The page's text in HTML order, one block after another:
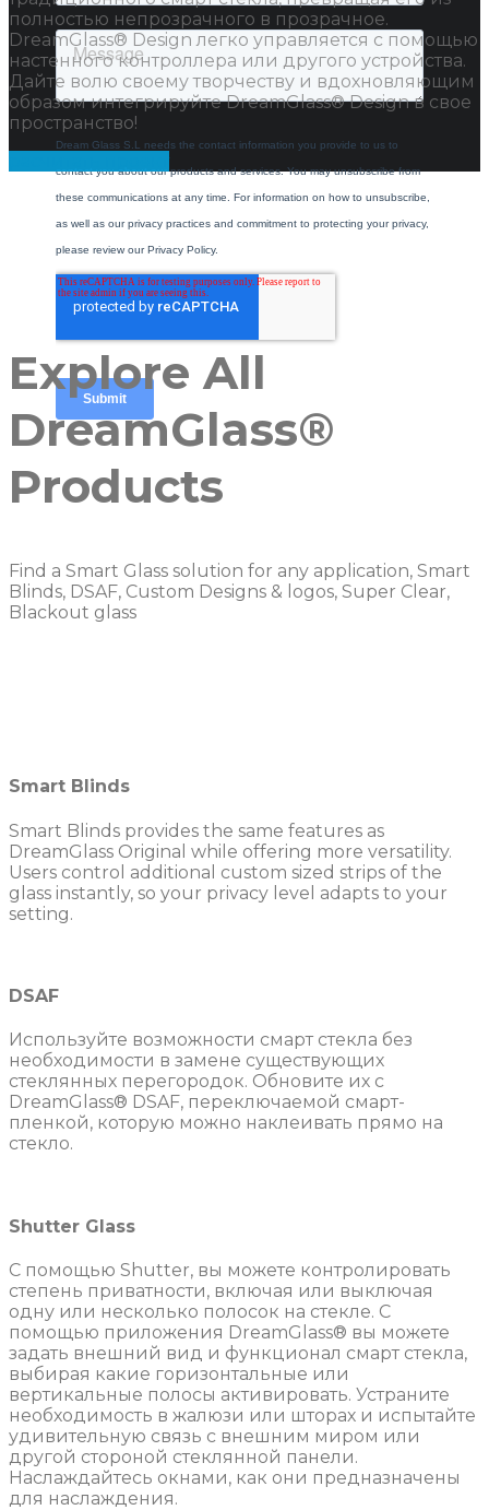
полностью непрозрачного в прозрачное.
DreamGlass® Design легко управляется с помощью
настенного контроллера или другого устройства.
Дайте волю своему творчеству и вдохновляющим
образом интегрируйте DreamGlass® Design в свое
пространство!
Explore All
DreamGlass®
Products
Find a Smart Glass solution for any application, Smart
Blinds, DSAF, Custom Designs & logos, Super Clear,
Blackout glass
Smart Blinds
Smart Blinds provides the same features as
DreamGlass Original while offering more versatility.
Users control additional custom sized strips of the
glass instantly, so your privacy level adapts to your
setting.
DSAF
Используйте возможности смарт стекла без
необходимости в замене существующих
стеклянных перегородок. Обновите их с
DreamGlass® DSAF, переключаемой смарт-
пленкой, которую можно наклеивать прямо на
стекло.
Shutter Glass
С помощью Shutter, вы можете контролировать
степень приватности, включая или выключая
одну или несколько полосок на стекле. С
помощью приложения DreamGlass® вы можете
задать внешний вид и функционал смарт стекла,
выбирая какие горизонтальные или
вертикальные полосы активировать. Устраните
необходимость в жалюзи или шторах и испытайте
удивительную связь с внешним миром или
другой стороной стеклянной панели.
Наслаждайтесь окнами, как они предназначены
для наслаждения.